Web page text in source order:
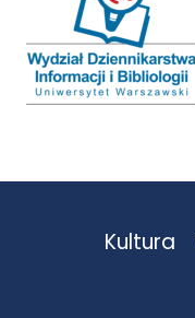
Kultura